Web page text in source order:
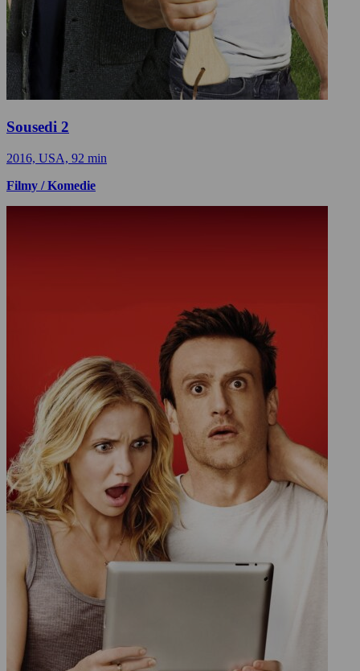
Sousedi 2
2016, USA, 92 min
Filmy / Komedie